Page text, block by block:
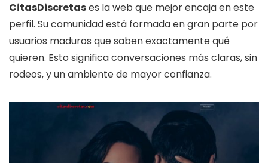
CitasDiscretases la web que mejor encaja en este
perfil. Su comunidad está formada en gran parte por
usuarios maduros que saben exactamente qué
quieren. Esto significa conversaciones más claras, sin
rodeos, y un ambiente de mayor confianza.